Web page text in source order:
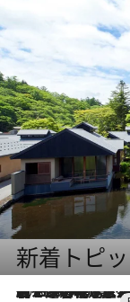
新着トピ
2026.8.7
【トンボの足水浴】ヒノキの香りに包まれて涼感マックス！約13℃の湧水かけ流しを避暑地「星野温泉 トンボの湯」で体験